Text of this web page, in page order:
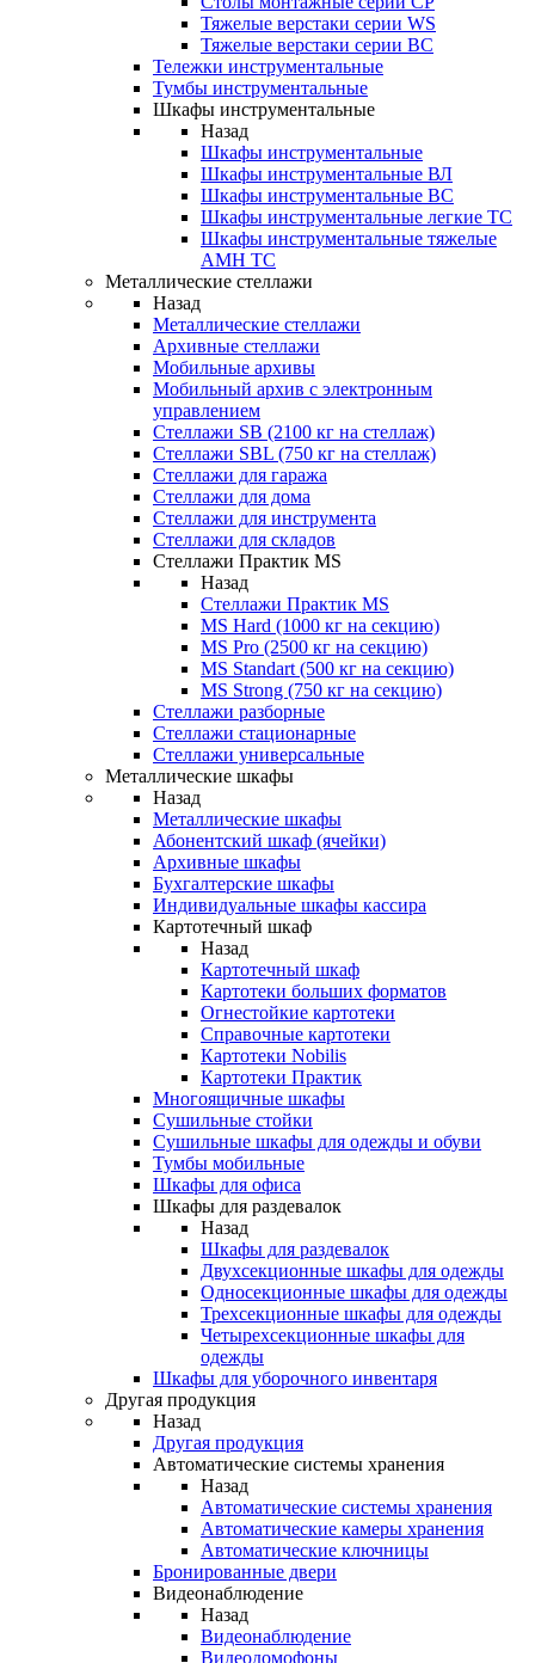
Тяжелые верстаки серии WS
Тяжелые верстаки серии ВС
Тележки инструментальные
Тумбы инструментальные
Шкафы инструментальные
Назад
Шкафы инструментальные
Шкафы инструментальные ВЛ
Шкафы инструментальные ВС
Шкафы инструментальные легкие ТС
Шкафы инструментальные тяжелые
AMH TC
Металлические стеллажи
Назад
Металлические стеллажи
Архивные стеллажи
Мобильные архивы
Мобильный архив с электронным
управлением
Стеллажи SB (2100 кг на стеллаж)
Стеллажи SBL (750 кг на стеллаж)
Стеллажи для гаража
Стеллажи для дома
Стеллажи для инструмента
Стеллажи для складов
Стеллажи Практик MS
Назад
Стеллажи Практик MS
MS Hard (1000 кг на секцию)
MS Pro (2500 кг на секцию)
MS Standart (500 кг на секцию)
MS Strong (750 кг на секцию)
Стеллажи разборные
Стеллажи стационарные
Стеллажи универсальные
Металлические шкафы
Назад
Металлические шкафы
Абонентский шкаф (ячейки)
Архивные шкафы
Бухгалтерские шкафы
Индивидуальные шкафы кассира
Картотечный шкаф
Назад
Картотечный шкаф
Картотеки больших форматов
Огнестойкие картотеки
Справочные картотеки
Картотеки Nobilis
Картотеки Практик
Многоящичные шкафы
Сушильные стойки
Сушильные шкафы для одежды и обуви
Тумбы мобильные
Шкафы для офиса
Шкафы для раздевалок
Назад
Шкафы для раздевалок
Двухсекционные шкафы для одежды
Односекционные шкафы для одежды
Трехсекционные шкафы для одежды
Четырехсекционные шкафы для
одежды
Шкафы для уборочного инвентаря
Другая продукция
Назад
Другая продукция
Автоматические системы хранения
Назад
Автоматические системы хранения
Автоматические камеры хранения
Автоматические ключницы
Бронированные двери
Видеонаблюдение
Назад
Видеонаблюдение
Видеодомофоны